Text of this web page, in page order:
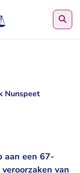
Nunspeet
aan een 67-
van